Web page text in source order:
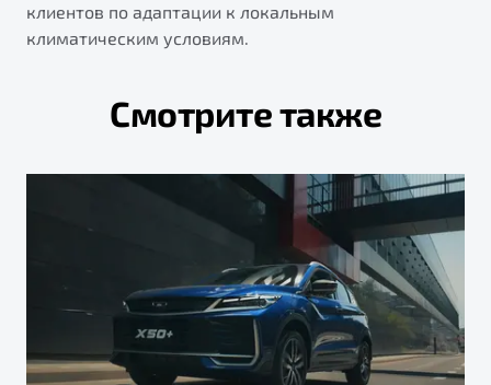
клиентов по адаптации к локальным
климатическим условиям.
Смотрите также